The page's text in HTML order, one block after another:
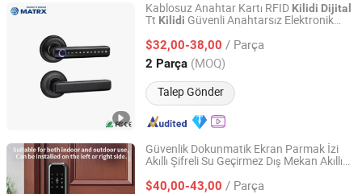
Kablosuz Anahtar Kartı RFID Kilidi Dijital
Tt Kilidi Güvenli Anahtarsız Elektronik
$32,00-38,00 / Parça
2 Parça (MOQ)
Talep Gönder
MATRX TECHNOLOGY LIMITED
Guangdong, China Fiyat 2022
Güvenlik Dokunmatik Ekran Parmak İzi
Akıllı Şifreli Su Geçirmez Dış Mekan Akıllı
$40,00-43,00 / Parça
Guangzhou Shenmao Hardware Electrical Appliance Co.,
Ltd